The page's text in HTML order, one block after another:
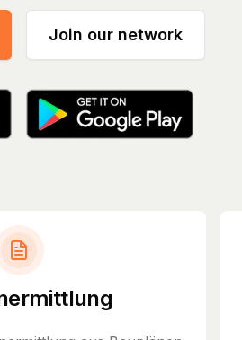
Join our network